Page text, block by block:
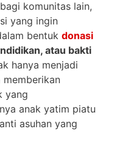
komunitas lain,
yang ingin
bentuk donasi
atau bakti
hanya menjadi
yang
anak yatim piatu
asuhan yang